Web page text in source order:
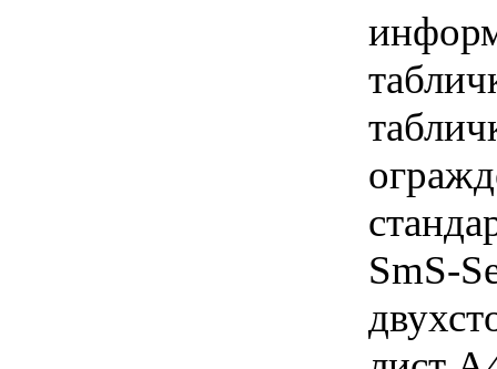
SmS-